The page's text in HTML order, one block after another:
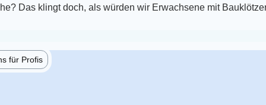
Das klingt doch, als würden wir Erwachsene mit
für Profis